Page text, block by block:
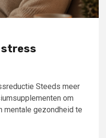
stress
Steeds meer
om
mentale gezondheid te